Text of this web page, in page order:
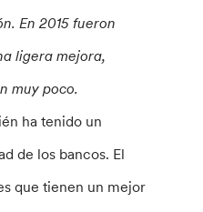
En 2015 fueron
ligera mejora,
muy poco.
ha tenido un
de los bancos. El
que tienen un mejor